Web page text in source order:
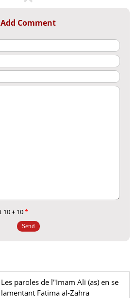
Add Comment
*
+ 10
Les paroles de l"Imam Ali (as) en se
lamentant Fatima al-Zahra